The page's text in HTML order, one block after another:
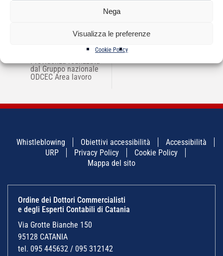
Nega
Visualizza le preferenze
Cookie Policy
edizione Lavoro e
Previdenza realizzata
dal Gruppo nazionale
ODCEC Area lavoro
“Piano Giovani in
Whistleblowing Obiettivi accessibilità
Accessibilità
URP
Privacy Policy
Cookie Policy
Mappa del sito
Ordine dei Dottori Commercialisti
e degli Esperti Contabili di Catania
Via Grotte Bianche 150
95128 CATANIA
tel. 095 445632 / 095 312142